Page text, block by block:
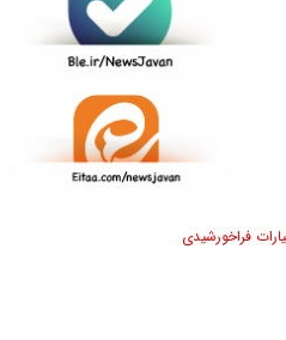
فراخورشیدی